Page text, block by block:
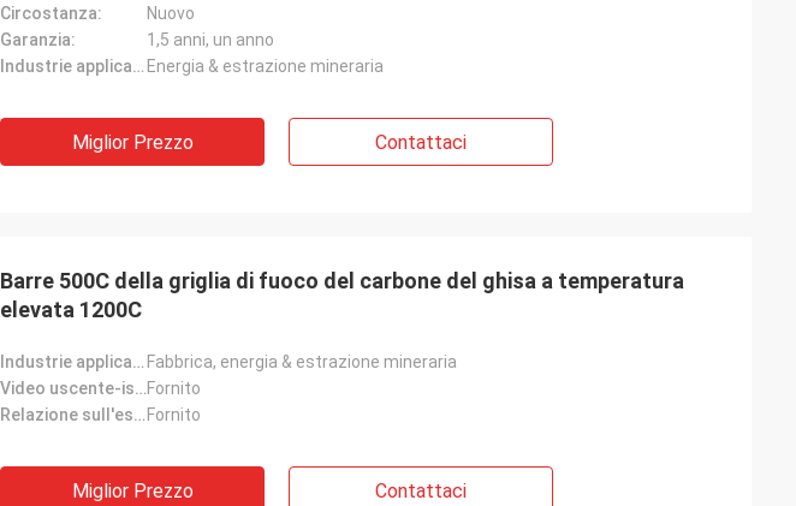
Circostanza:
Nuovo
Garanzia:
1,5 anni, un anno
Industrie applicabili: Energia & estrazione mineraria
Miglior Prezzo Contattaci
Barre 500C della griglia di fuoco del carbone del ghisa a temperatura
elevata 1200C
Industrie applicabili: Fabbrica, energia & estrazione mineraria
Video uscente-ispezione:Fornito
Relazione sull'esperimento del macchinario: Fornito
Miglior Prezzo Contattaci